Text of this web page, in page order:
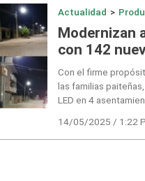
Actualidad >
Modernizan
con 142
Con el firme
las familias
LED en 4
14/05/2025 / 1:22